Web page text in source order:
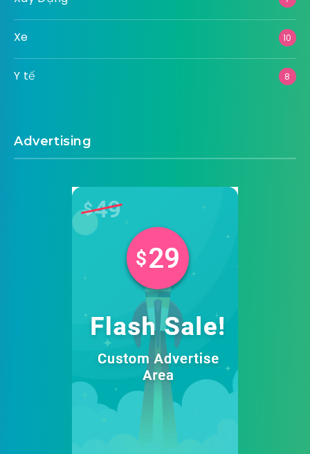
Xe 10
Y tế 8
Advertising